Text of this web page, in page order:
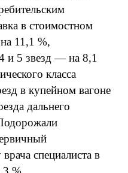
в стоимостном
11,1 %,
и 5 звезд — на 8,1
класса
в купейном вагоне
дальнего
специалиста в